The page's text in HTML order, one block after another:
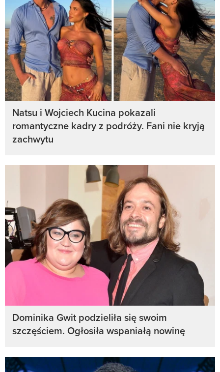
Natsu i Wojciech Kucina pokazali
romantyczne kadry z podróży. Fani nie kryją
zachwytu
Dominika Gwit podzieliła się swoim
szczęściem. Ogłosiła wspaniałą nowinę